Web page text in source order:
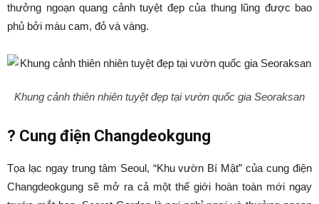
thưởng ngoạn quang cảnh tuyệt đẹp của thung lũng được bao
phủ bởi màu cam, đỏ và vàng.
Khung cảnh thiên nhiên tuyệt đẹp tại vườn quốc gia Seoraksan
? Cung điện Changdeokgung
Tọa lạc ngay trung tâm Seoul, “Khu vườn Bí Mật” của cung điện
Changdeokgung sẽ mở ra cả một thế giới hoàn toàn mới ngay